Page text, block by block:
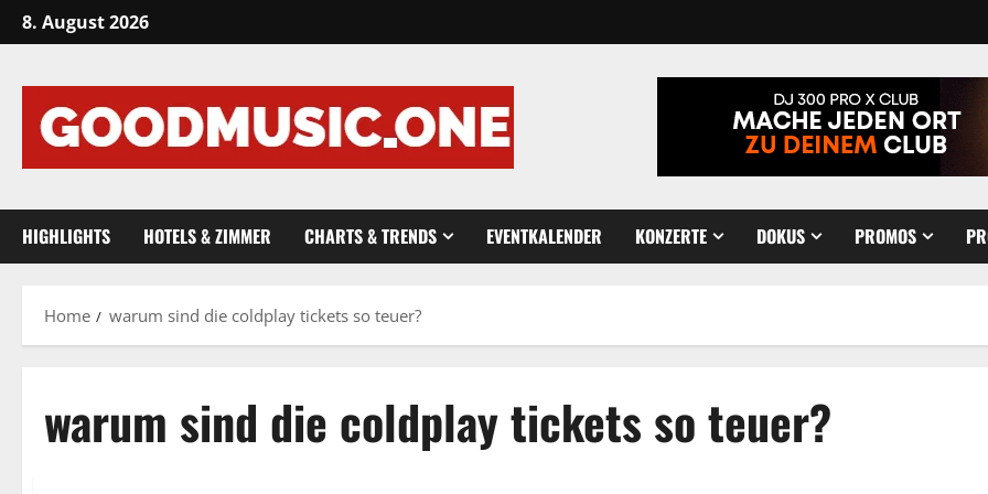
Skip
to
8. August 2026
HIGHLIGHTS HOTELS & ZIMMER CHARTS & TRENDS EVENTKALENDER KONZERTE DOKUS PROMOS
Home warum sind die coldplay tickets so teuer?
warum sind die coldplay tickets so teuer?